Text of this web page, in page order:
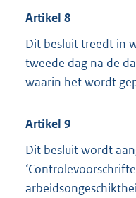
Artikel 8
Dit besluit treedt in
tweede dag na de
waarin het wordt
Artikel 9
Dit besluit wordt